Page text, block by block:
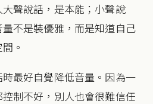
聲說話，是本能；小聲說
不是裝優雅，而是知道自己
。
最好自覺降低音量。因為一
制不好，別人也會很難信任